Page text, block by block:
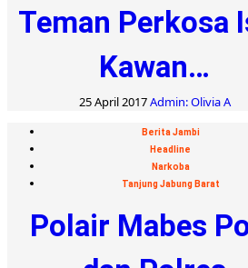
Teman Perkosa
Kawan…
25 April 2017Admin: Olivia A
Berita Jambi
Headline
Narkoba
Tanjung Jabung Barat
Polair Mabes